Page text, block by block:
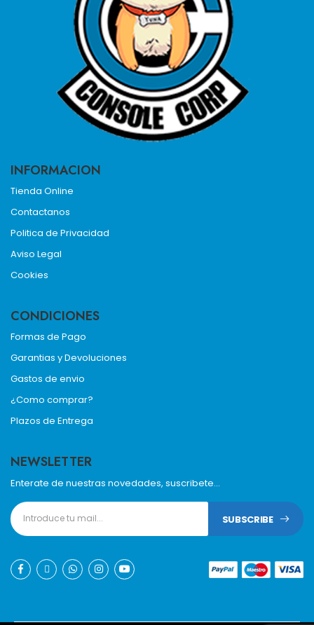
INFORMACION
Tienda Online
Contactanos
Politica de Privacidad
Aviso Legal
Cookies
CONDICIONES
Formas de Pago
Garantias y Devoluciones
Gastos de envio
¿Como comprar?
Plazos de Entrega
NEWSLETTER
Enterate de nuestras novedades, suscribete...
SUBSCRIBE